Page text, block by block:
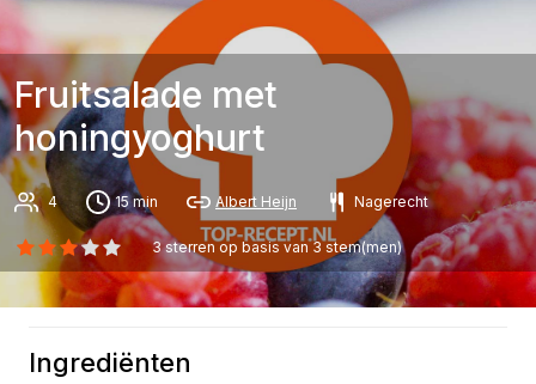
Fruitsalade met
honingyoghurt
4 15 min Albert Heijn Nagerecht
3sterren op basis van3stem(men)
Ingrediënten